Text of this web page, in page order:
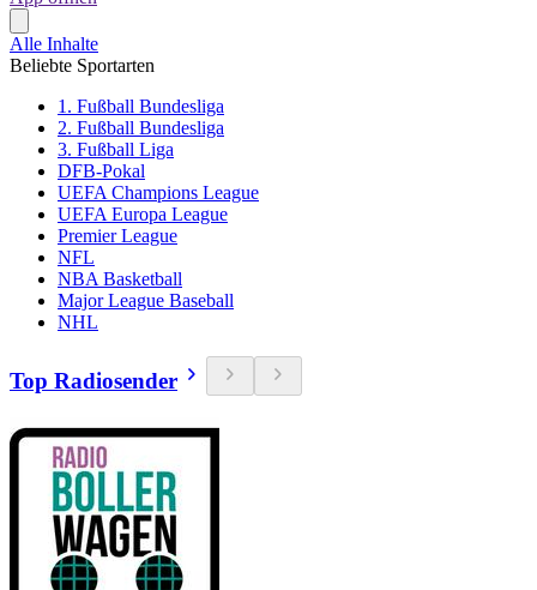
Alle Inhalte
Beliebte Sportarten
1. Fußball Bundesliga
2. Fußball Bundesliga
3. Fußball Liga
DFB-Pokal
UEFA Champions League
UEFA Europa League
Premier League
NFL
NBA Basketball
Major League Baseball
NHL
Top Radiosender